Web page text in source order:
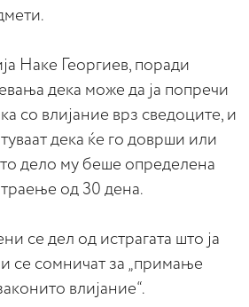
Наке Георгиев, поради
дека може да ја попречи
со влијание врз сведоците, и
дека ќе го доврши или
дело му беше определена
од 30 дена.
се дел од истрагата што ја
се сомничат за „примање
влијание“.